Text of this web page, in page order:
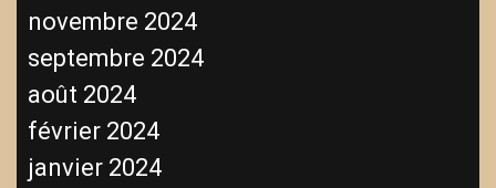
novembre 2024
septembre 2024
août 2024
février 2024
janvier 2024